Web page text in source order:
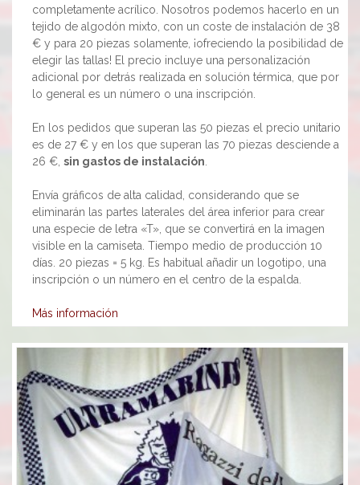
completamente acrílico. Nosotros podemos hacerlo en un
tejido de algodón mixto, con un coste de instalación de 38
€ y para 20 piezas solamente, ¡ofreciendo la posibilidad de
elegir las tallas! El precio incluye una personalización
adicional por detrás realizada en solución térmica, que por
lo general es un número o una inscripción.
En los pedidos que superan las 50 piezas el precio unitario
es de 27 € y en los que superan las 70 piezas desciende a
26 €, sin gastos de instalación
Envía gráficos de alta calidad, considerando que se
eliminarán las partes laterales del área inferior para crear
una especie de letra «T», que se convertirá en la imagen
visible en la camiseta. Tiempo medio de producción 10
días. 20 piezas = 5 kg. Es habitual añadir un logotipo, una
inscripción o un número en el centro de la espalda.
Más información